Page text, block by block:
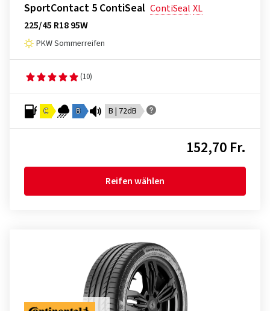
SportContact 5 ContiSeal ContiSeal XL
225/45 R18 95W
PKW Sommerreifen
(10)
C B B | 72dB
152,70 Fr.
Reifen wählen